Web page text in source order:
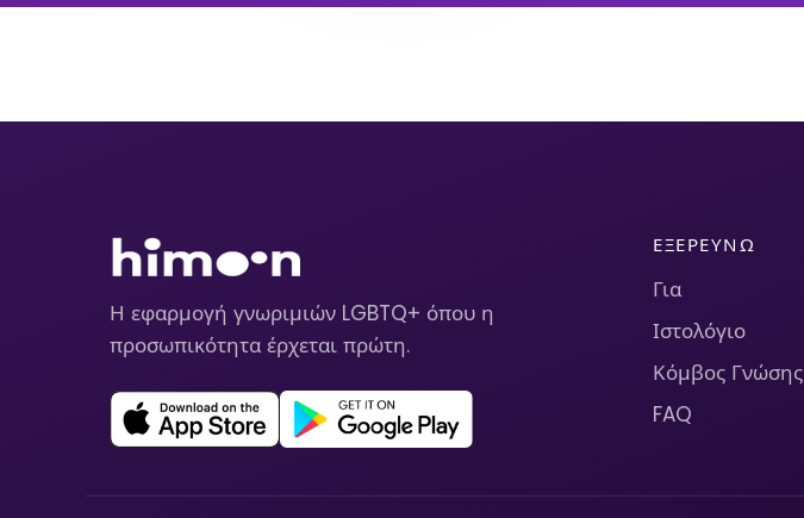
Η εφαρμογή γνωριμιών LGBTQ+ όπου η
προσωπικότητα έρχεται πρώτη.
ΕΞΕΡΕΥΝΏ
Για
Ιστολόγιο
Κόμβος Γνώσης
FAQ